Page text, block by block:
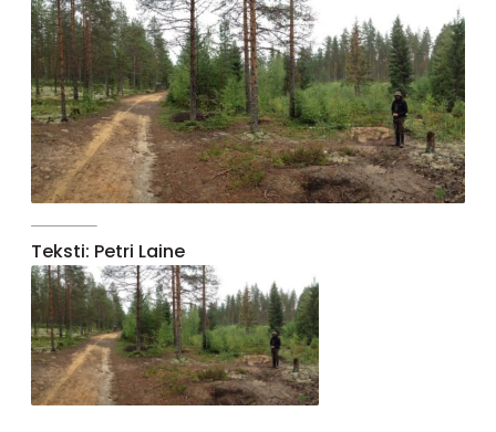
Teksti: Petri Laine